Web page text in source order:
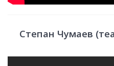
Степан Чумаев